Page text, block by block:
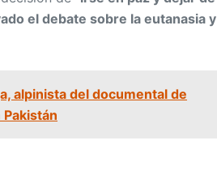
el debate sobre la eutanasia y
alpinista del documental de